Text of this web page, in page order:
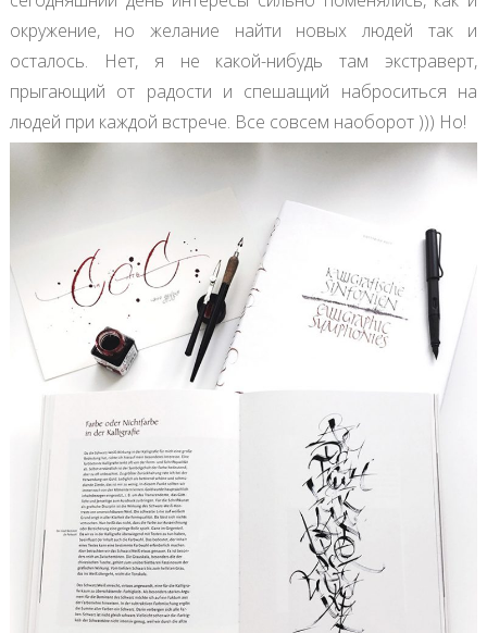
окружение, но желание найти новых людей так и
осталось. Нет, я не какой-нибудь там экстраверт,
прыгающий от радости и спешащий наброситься на
людей при каждой встрече. Все совсем наоборот ))) Но!